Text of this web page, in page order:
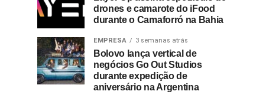
drones e camarote do iFood
durante o Camaforró na Bahia
EMPRESA 3 semanas atrás
Bolovo lança vertical de
negócios Go Out Studios
durante expedição de
aniversário na Argentina